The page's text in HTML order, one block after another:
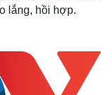
lắng, hồi hợp.